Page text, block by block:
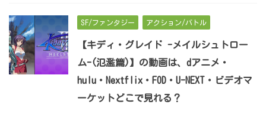
SF/ファンタジー アクション/バトル
【キディ・グレイド -メイルシュトロー
ム-(氾濫篇)】の動画は、dアニメ・
hulu・Nextflix・FOD・U-NEXT・ビデオマ
ーケットどこで見れる？